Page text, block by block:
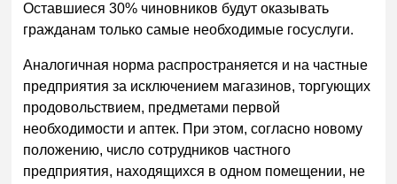
Оставшиеся 30% чиновников будут оказывать
гражданам только самые необходимые госуслуги.
Аналогичная норма распространяется и на частные
предприятия за исключением магазинов, торгующих
продовольствием, предметами первой
необходимости и аптек. При этом, согласно новому
положению, число сотрудников частного
предприятия, находящихся в одном помещении, не